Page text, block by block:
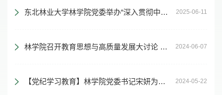
东北林业大学林学院党委举办“深入贯彻中央八项规定精神持续推进党的作风建设”专题讲座 2025-06-11
林学院召开教育思想与高质量发展大讨论 之党建引领发展专题座谈会 2024-06-07
【党纪学习教育】林学院党委书记宋妍为学院师生讲授党纪学习教育党课 2024-05-22